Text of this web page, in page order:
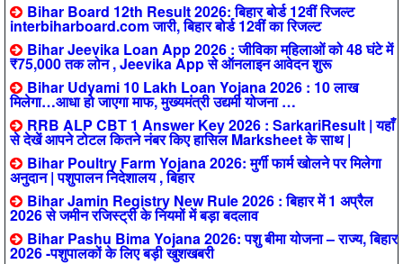
Bihar Board 12th Result 2026: बिहार बोर्ड 12वीं रिजल्ट
interbiharboard.com जारी, बिहार बोर्ड 12वीं का रिजल्ट
Bihar Jeevika Loan App 2026 : जीविका महिलाओं को 48 घंटे में
₹75,000 तक लोन , Jeevika App से ऑनलाइन आवेदन शुरू
Bihar Udyami 10 Lakh Loan Yojana 2026 : 10 लाख
मिलेगा…आधा हो जाएगा माफ, मुख्यमंत्री उद्यमी योजना …
RRB ALP CBT 1 Answer Key 2026 : SarkariResult | यहाँ
से देखें आपने टोटल कितने नंबर किए हासिल Marksheet के साथ |
Bihar Poultry Farm Yojana 2026: मुर्गी फार्म खोलने पर मिलेगा
अनुदान | पशुपालन निदेशालय , बिहार
Bihar Jamin Registry New Rule 2026 : बिहार में 1 अप्रैल
2026 से जमीन रजिस्ट्री के नियमों में बड़ा बदलाव
Bihar Pashu Bima Yojana 2026: पशु बीमा योजना – राज्य, बिहार
2026 -पशुपालकों के लिए बड़ी खुशखबरी